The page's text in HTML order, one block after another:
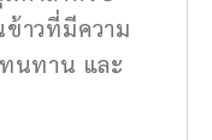
ข้าวที่มีความ
นทาน และ